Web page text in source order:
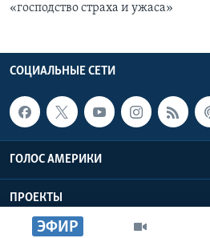
ЭФИР
«господство страха и ужаса»
СОЦИАЛЬНЫЕ СЕТИ
ГОЛОС АМЕРИКИ
ПРОЕКТЫ